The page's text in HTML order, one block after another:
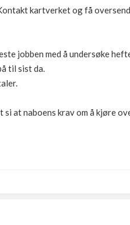
kartverket og få
jobben med å undersøke
til sist da.
si at naboens krav om å kjøre